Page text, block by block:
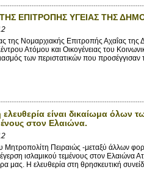
ΕΠΙΤΡΟΠΗΣ ΥΓΕΙΑΣ ΤΗΣ
της Νομαρχιακής Επιτροπής Αχαΐας της
Ατόμου και Οικογένειας του
των περιστατικών που προσέγγισαν
ελευθερία είναι δικαίωμα
στον Ελαιώνα.
Πειραιώς -μεταξύ άλλων
ισλαμικού τεμένους στον Ελαιώνα
μας. Η ελευθερία στη θρησκευτική